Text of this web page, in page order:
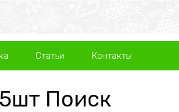
Статьи Контакты
Поиск